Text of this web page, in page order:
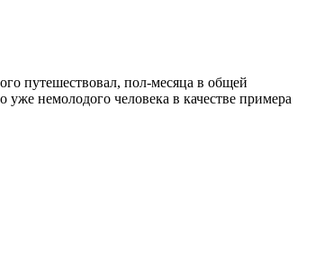
путешествовал, пол-месяца в общей
немолодого человека в качестве примера